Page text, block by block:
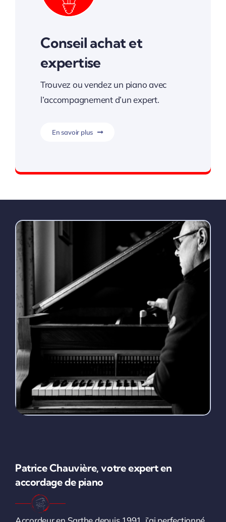
Conseil achat et
expertise
Trouvez ou vendez un piano avec
l’accompagnement d’un expert.
En savoir plus
Patrice Chauvière, votre expert en
accordage de piano